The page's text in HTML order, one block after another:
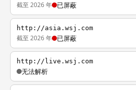
截至 2026 年 已屏蔽
http://asia.wsj.com
截至 2026 年 已屏蔽
http://live.wsj.com
无法解析